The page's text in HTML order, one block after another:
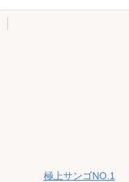
極上サンゴNO.1